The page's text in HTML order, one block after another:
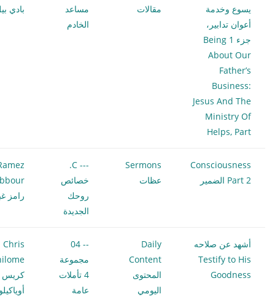
يسوع وخدمة
أعوان تدابير،
جزء 1 Being
About Our
Father’s
Business:
Jesus And The
Ministry Of
Helps, Part
مقالات
مساعد
الخادم
بادي
Consciousness
Part 2 الضمير
Sermons
عظات
--- C.
خصائص
روحك
الجديدة
رامز
أشهد عن صلاحه
Testify to His
Goodness
Daily
Content
المحتوى
اليومي
-- 04
مجموعة
4 تأملات
عامة
Chris
كريس